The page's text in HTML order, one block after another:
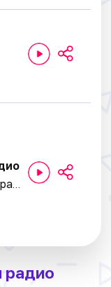
Ведущие Детского радио
радио